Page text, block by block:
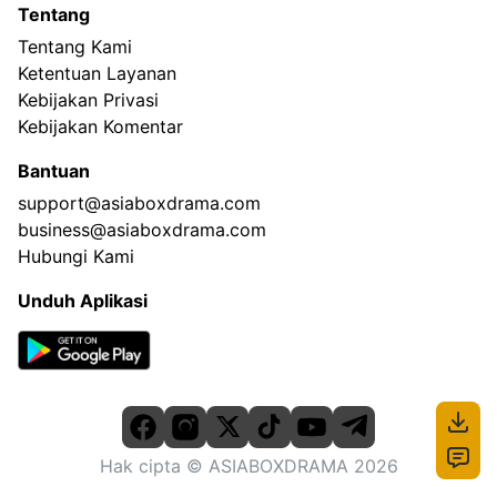
Tentang
Tentang Kami
Ketentuan Layanan
Kebijakan Privasi
Kebijakan Komentar
Bantuan
support@asiaboxdrama.com
business@asiaboxdrama.com
Hubungi Kami
Unduh Aplikasi
Hak cipta © ASIABOXDRAMA 2026